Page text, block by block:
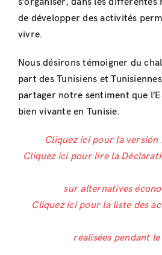
de développer des activités
vivre.
Nous désirons témoigner du
part des Tunisiens et
partager notre sentiment que
bien vivante en Tunisie.
Cliquez ici pour la versión
Cliquez ici pour lire la
sur alternatives
Cliquez ici pour la liste des
réalisées pendant